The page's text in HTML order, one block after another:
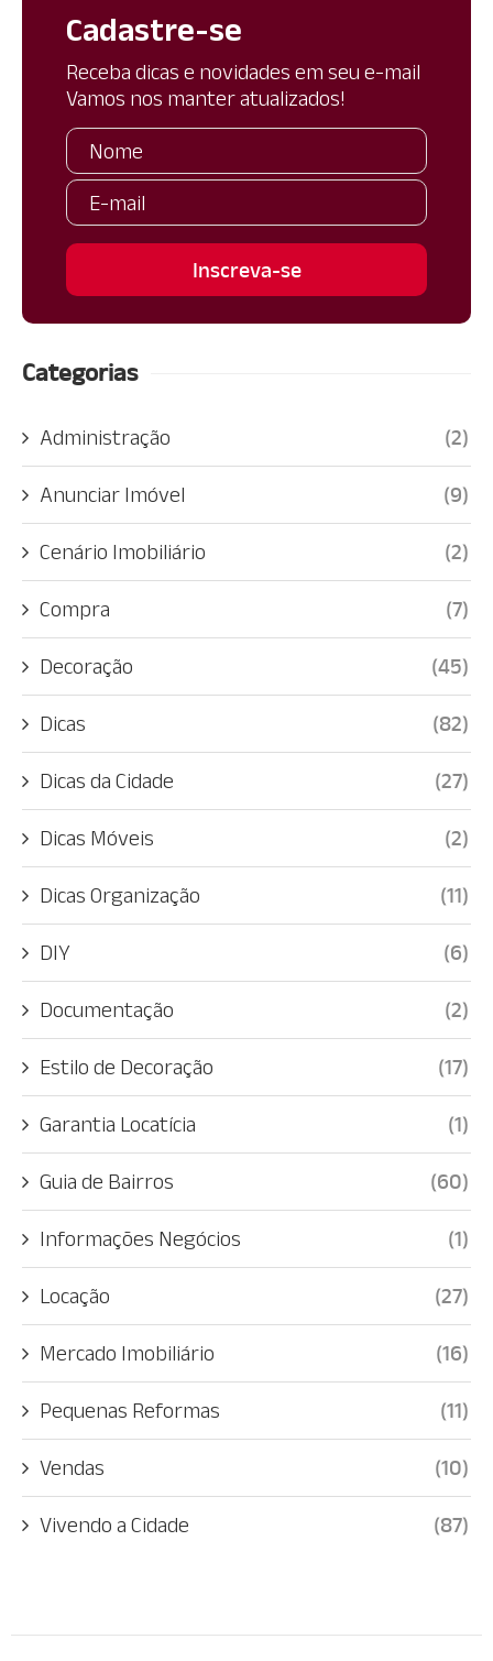
Cadastre-se
Receba dicas e novidades em seu e-mail
Vamos nos manter atualizados!
Categorias
Administração (2)
Anunciar Imóvel (9)
Cenário Imobiliário (2)
Compra (7)
Decoração (45)
Dicas (82)
Dicas da Cidade (27)
Dicas Móveis (2)
Dicas Organização (11)
DIY (6)
Documentação (2)
Estilo de Decoração (17)
Garantia Locatícia (1)
Guia de Bairros (60)
Informações Negócios (1)
Locação (27)
Mercado Imobiliário (16)
Pequenas Reformas (11)
Vendas (10)
Vivendo a Cidade (87)